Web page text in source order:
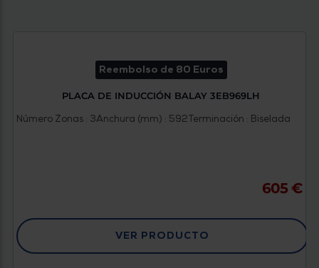
Reembolso de 80 Euros
PLACA DE INDUCCIÓN BALAY 3EB969LH
Número Zonas : 3Anchura (mm) : 592Terminación : Biselada
605 €
VER PRODUCTO